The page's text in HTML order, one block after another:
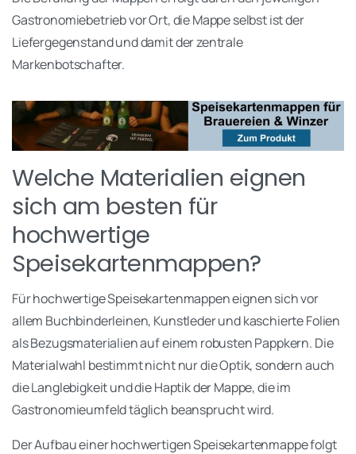
Gastronomiebetrieb vor Ort, die Mappe selbst ist der
Liefergegenstand und damit der zentrale
Markenbotschafter.
Welche Materialien eignen
sich am besten für
hochwertige
Speisekartenmappen?
Für hochwertige Speisekartenmappen eignen sich vor
allem Buchbinderleinen, Kunstleder und kaschierte Folien
als Bezugsmaterialien auf einem robusten Pappkern. Die
Materialwahl bestimmt nicht nur die Optik, sondern auch
die Langlebigkeit und die Haptik der Mappe, die im
Gastronomieumfeld täglich beansprucht wird.
Der Aufbau einer hochwertigen Speisekartenmappe folgt